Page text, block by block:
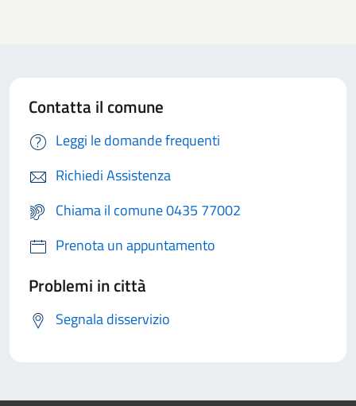
Contatta il comune
Leggi le domande frequenti
Richiedi Assistenza
Chiama il comune 0435 77002
Prenota un appuntamento
Problemi in città
Segnala disservizio